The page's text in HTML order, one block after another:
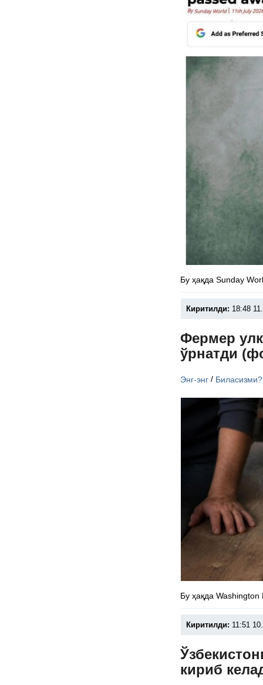
Бу ҳақда Sunday
Киритилди: 18:48
Фермер
ўрнатди
Энг-энг / Биласизми?
Бу ҳақда
Киритилди: 11:51
кириб